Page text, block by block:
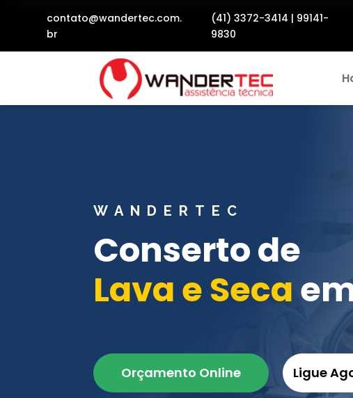
contato@wandertec.com.
br
(41) 3372-3414 | 99141-
9830
WANDERTEC
Conserto de
Lava e Seca
Orçamento Online Ligue